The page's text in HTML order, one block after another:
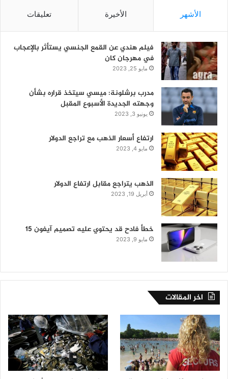
الأشهر الأخيرة تعليقات
فيلم هندي عن القمع الجنسي يستأثر بالإعجاب
في مهرجان كان
مايو 25, 2023
مدرب برشلونة: ميسي سيتخذ قراره بشأن
وجهته الجديدة الأسبوع المقبل
يونيو 3, 2023
ارتفاع أسعار الذهب مع تراجع الدولار
مايو 4, 2023
الذهب يتراجع مقابل ارتفاع الدولار
أبريل 19, 2023
خطأ فادح قد يحتوي عليه تصميم آيفون 15
مايو 9, 2023
اخر المقالات